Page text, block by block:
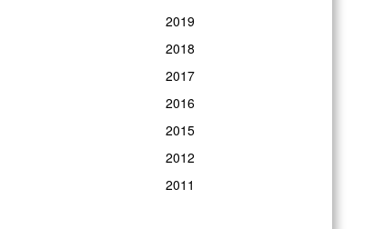
2019
2018
2017
2016
2015
2012
2011